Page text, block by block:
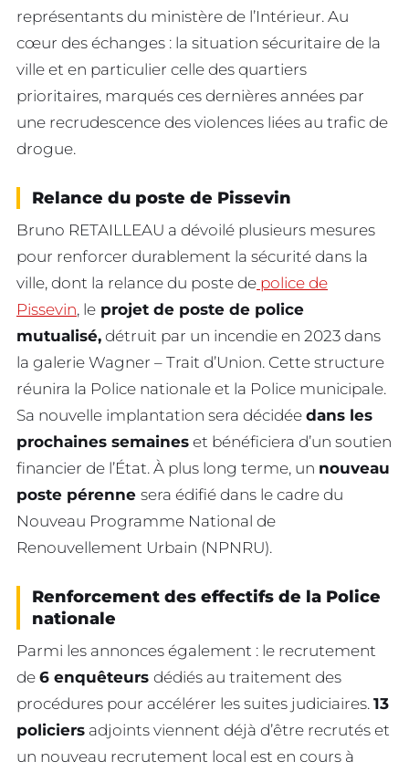
représentants du ministère de l’Intérieur. Au
cœur des échanges : la situation sécuritaire de la
ville et en particulier celle des quartiers
prioritaires, marqués ces dernières années par
une recrudescence des violences liées au trafic de
drogue.
Relance du poste de Pissevin
Bruno RETAILLEAU a dévoilé plusieurs mesures
pour renforcer durablement la sécurité dans la
ville, dont la relance du poste de police de
Pissevin, le projet de poste de police
mutualisé, détruit par un incendie en 2023 dans
la galerie Wagner – Trait d’Union. Cette structure
réunira la Police nationale et la Police municipale.
Sa nouvelle implantation sera décidée dans les
prochaines semaines et bénéficiera d’un soutien
financier de l’État. À plus long terme, un nouveau
poste pérenne sera édifié dans le cadre du
Nouveau Programme National de
Renouvellement Urbain (NPNRU).
Renforcement des effectifs de la Police
nationale
Parmi les annonces également : le recrutement
de 6 enquêteurs dédiés au traitement des
procédures pour accélérer les suites judiciaires. 13
policiers adjoints viennent déjà d’être recrutés et
un nouveau recrutement local est en cours à